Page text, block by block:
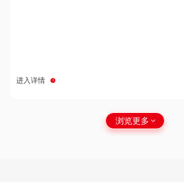
进入详情
浏览更多